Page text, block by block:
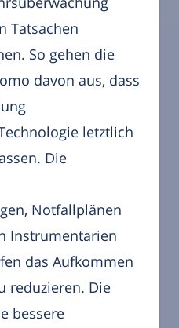
Tatsachen
So gehen die
davon aus, dass
letztlich
Die
Notfallplänen
Instrumentarien
das Aufkommen
reduzieren. Die
bessere